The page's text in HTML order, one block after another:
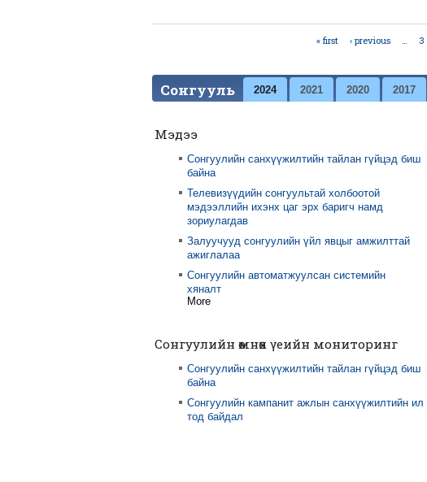
« first ‹ previous 3
Сонгууль 2024 2021 2020 2017
Мэдээ
Сонгуулийн санхүүжилтийн тайлан гүйцэд биш
байна
Телевизүүдийн сонгуультай холбоотой
мэдээллийн ихэнх цаг эрх баригч намд
зориулагдав
Залуучууд сонгуулийн үйл явцыг амжилттай
ажиглалаа
Сонгуулийн автоматжуулсан системийн
хяналт
More
Сонгуулийн өмнөх үеийн мониторинг
Сонгуулийн санхүүжилтийн тайлан гүйцэд биш
байна
Сонгуулийн кампанит ажлын санхүүжилтийн ил
тод байдал